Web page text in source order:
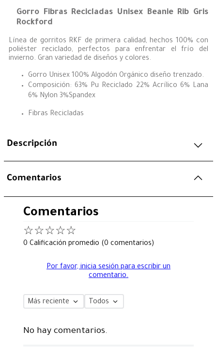
Gorro Fibras Recicladas Unisex Beanie Rib Gris
Rockford
Línea de gorritos RKF de primera calidad, hechos 100% con
poliéster reciclado, perfectos para enfrentar el frío del
invierno. Gran variedad de diseños y colores.
Gorro Unisex 100% Algodón Orgánico diseño trenzado.
Composición: 63% Pu Reciclado 22% Acrílico 6% Lana
6% Nylon 3%Spandex
Fibras Recicladas
Descripción
Comentarios
Comentarios
☆☆☆☆☆
0 Calificación promedio (0 comentarios)
Por favor, inicia sesión para escribir un
comentario.
Más reciente Todos
No hay comentarios.